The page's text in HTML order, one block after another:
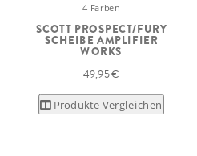
4 Farben
SCOTT PROSPECT/FURY
SCHEIBE AMPLIFIER
WORKS
49,95 €
Produkte Vergleichen